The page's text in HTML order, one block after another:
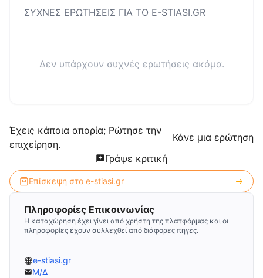
ΣΥΧΝΕΣ ΕΡΩΤΗΣΕΙΣ ΓΙΑ ΤΟ E-STIASI.GR
Δεν υπάρχουν συχνές ερωτήσεις ακόμα.
Έχεις κάποια απορία; Ρώτησε την
επιχείρηση.
Κάνε μια ερώτηση
Γράψε κριτική
Επίσκεψη στο e-stiasi.gr
Πληροφορίες Επικοινωνίας
Η καταχώρηση έχει γίνει από χρήστη της πλατφόρμας και οι
πληροφορίες έχουν συλλεχθεί από διάφορες πηγές.
e-stiasi.gr
Μ/Δ